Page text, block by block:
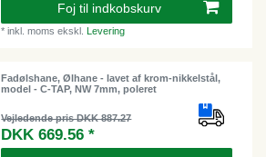
Foj til indkobskurv
*inkl. moms ekskl.Levering
Fadølshane, Ølhane - lavet af krom-nikkelstål,
model - C-TAP, NW 7mm, poleret
Vejledende pris DKK 887.27
DKK 669.56 *